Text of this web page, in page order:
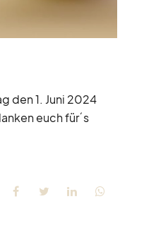
den 1. Juni 2024
euch für´s